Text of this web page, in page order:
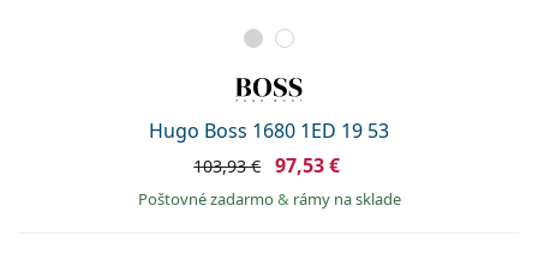
Hugo Boss 1680 1ED 19 53
103,93 € 97,53 €
Poštovné zadarmo& rámy na sklade